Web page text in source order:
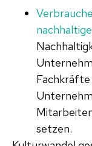
Fachkräfte
setzen.